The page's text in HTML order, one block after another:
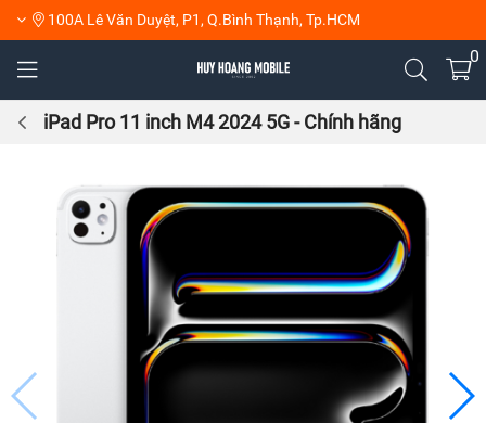
100A Lê Văn Duyệt, P1, Q.Bình Thạnh, Tp.HCM
0
iPad Pro 11 inch M4 2024 5G - Chính hãng